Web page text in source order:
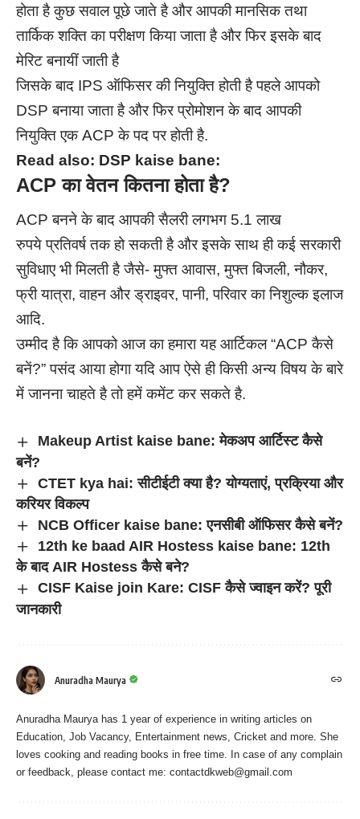
होता है कुछ सवाल पूछे जाते है और आपकी मानसिक तथा
तार्किक शक्ति का परीक्षण किया जाता है और फिर इसके बाद
मेरिट बनायीं जाती है
जिसके बाद IPS ऑफिसर की नियुक्ति होती है पहले आपको
DSP बनाया जाता है और फिर प्रोमोशन के बाद आपकी
नियुक्ति एक ACP के पद पर होती है.
Read also: DSP kaise bane:
ACP का वेतन कितना होता है?
ACP बनने के बाद आपकी सैलरी लगभग 5.1 लाख
रुपयेप्रतिवर्ष तक हो सकती है और इसके साथ ही कई सरकारी
सुविधाए भी मिलती है जैसे- मुफ्त आवास, मुफ्त बिजली, नौकर,
फ्री यात्रा, वाहन और ड्राइवर, पानी, परिवार का निशुल्क इलाज
आदि.
उम्मीद है कि आपको आज का हमारा यह आर्टिकल “ACP कैसे
बनें?” पसंद आया होगा यदि आप ऐसे ही किसी अन्य विषय के बारे
में जानना चाहते है तो हमें कमेंट कर सकते है.
Makeup Artist kaise bane: मेकअप आर्टिस्ट कैसे
बनें?
CTET kya hai: सीटीईटी क्या है? योग्यताएं, प्रक्रिया और
करियर विकल्प
NCB Officer kaise bane: एनसीबी ऑफिसर कैसे बनें?
12th ke baad AIR Hostess kaise bane: 12th
के बाद AIR Hostess कैसे बने?
CISF Kaise join Kare: CISF कैसे ज्वाइन करें? पूरी
जानकारी
Anuradha Maurya
Anuradha Maurya has 1 year of experience in writing articles on
Education, Job Vacancy, Entertainment news, Cricket and more. She
loves cooking and reading books in free time. In case of any complain
or feedback, please contact me: contactdkweb@gmail.com